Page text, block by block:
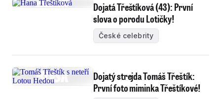
Dojatá Třeštíková (43): První
slova o porodu Lotičky!
České celebrity
Dojatý strejda Tomáš Třeštík:
První foto miminka Třeštíkové!